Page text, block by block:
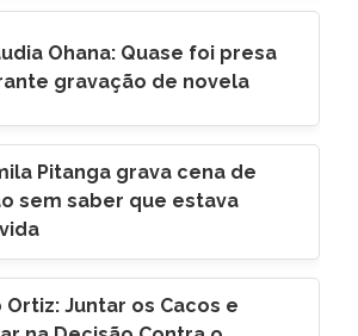
Ohana: Quase foi presa
gravação de novela
Pitanga grava cena de
sem saber que estava
Ortiz: Juntar os Cacos e